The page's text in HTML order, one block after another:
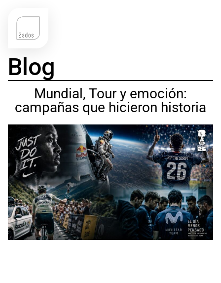
Blog
Mundial, Tour y emoción:
campañas que hicieron historia